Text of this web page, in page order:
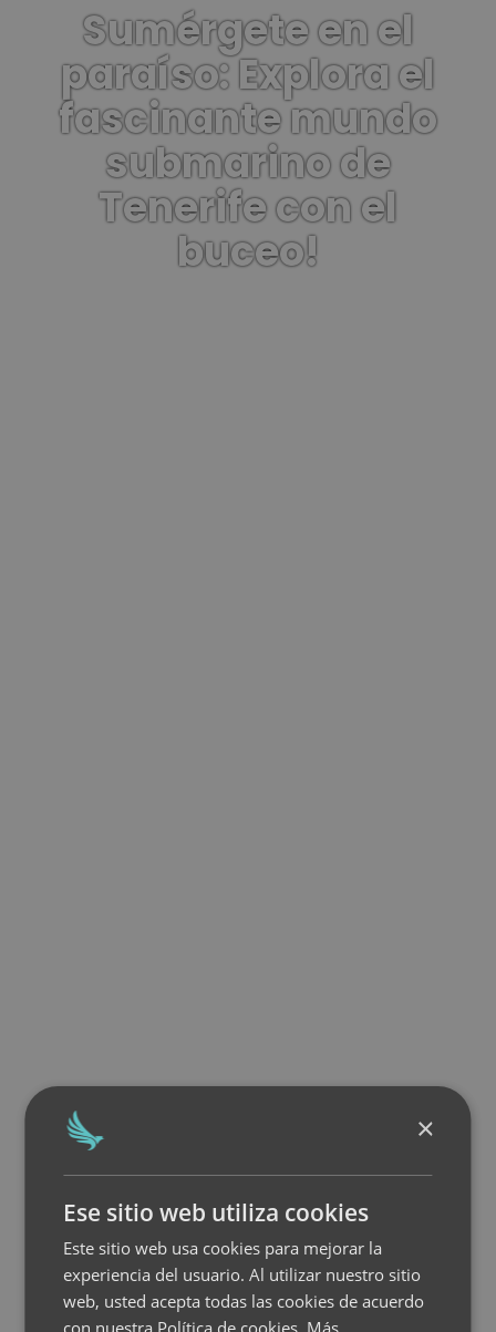
Sumérgete en el
paraíso: Explora el
fascinante mundo
submarino de
Tenerife con el
buceo!
×
Ese sitio web utiliza cookies
Este sitio web usa cookies para mejorar la
experiencia del usuario. Al utilizar nuestro sitio
web, usted acepta todas las cookies de acuerdo
con nuestra Política de cookies. Más